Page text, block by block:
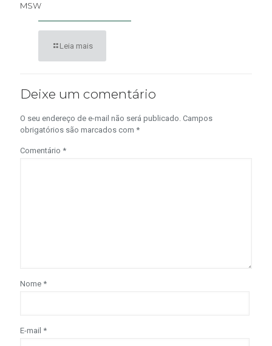
MSW
Leia mais
Deixe um comentário
O seu endereço de e-mail não será publicado. Campos
obrigatórios são marcados com *
Comentário *
Nome *
E-mail *